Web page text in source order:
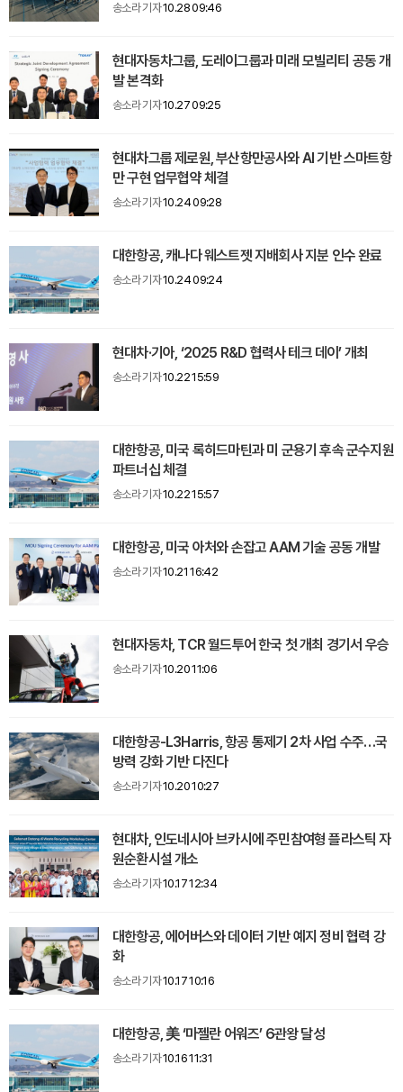
송소라 기자10.28 09:46
현대자동차그룹, 도레이그룹과 미래 모빌리티 공동 개
발 본격화
송소라 기자10.27 09:25
현대차그룹 제로원, 부산항만공사와 AI 기반 스마트항
만 구현 업무협약 체결
송소라 기자10.24 09:28
대한항공, 캐나다 웨스트젯 지배회사 지분 인수 완료
송소라 기자10.24 09:24
현대차·기아, ‘2025 R&D 협력사 테크 데이’ 개최
송소라 기자10.22 15:59
대한항공, 미국 록히드마틴과 미 군용기 후속 군수지원
파트너십 체결
송소라 기자10.22 15:57
대한항공, 미국 아처와 손잡고 AAM 기술 공동 개발
송소라 기자10.21 16:42
현대자동차, TCR 월드투어 한국 첫 개최 경기서 우승
송소라 기자10.20 11:06
대한항공-L3Harris, 항공 통제기 2차 사업 수주…국
방력 강화 기반 다진다
송소라 기자10.20 10:27
현대차, 인도네시아 브카시에 주민참여형 플라스틱 자
원순환시설 개소
송소라 기자10.17 12:34
대한항공, 에어버스와 데이터 기반 예지 정비 협력 강
화
송소라 기자10.17 10:16
대한항공, 美 ‘마젤란 어워즈’ 6관왕 달성
송소라 기자10.16 11:31